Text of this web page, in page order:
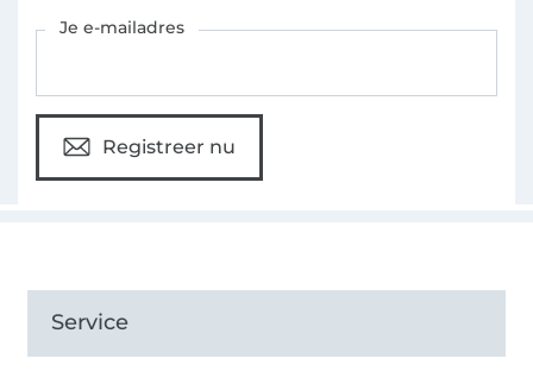
Je e-mailadres
Registreer nu
Service